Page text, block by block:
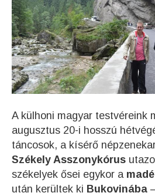
A külhoni magyar testvéreink
augusztus 20-i hosszú
táncosok, a kísérő
Székely Asszonykórus
székelyek ősei egykor a
után kerültek ki Bukovinába